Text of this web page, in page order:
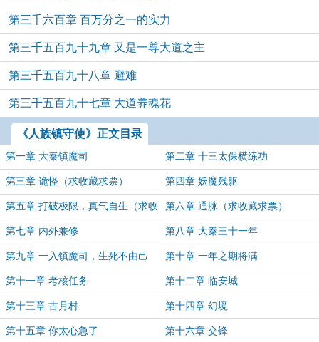
第三千六百章 百万分之一的实力
第三千五百九十九章 又是一尊大道之主
第三千五百九十八章 避难
第三千五百九十七章 大道养魂花
《人族镇守使》正文目录
第一章 大秦镇魔司 第二章 十三太保横练功
第三章 诡怪（求收藏求票） 第四章 妖魔残躯
第五章 打破极限，真气自生（求收
藏求票）
第六章 通脉（求收藏求票）
第七章 内外兼修 第八章 大秦三十一年
第九章 一入镇魔司，生死不由己 第十章 一年之期将满
第十一章 考核任务 第十二章 临安城
第十三章 古月村 第十四章 幻境
第十五章 你太心急了 第十六章 交锋